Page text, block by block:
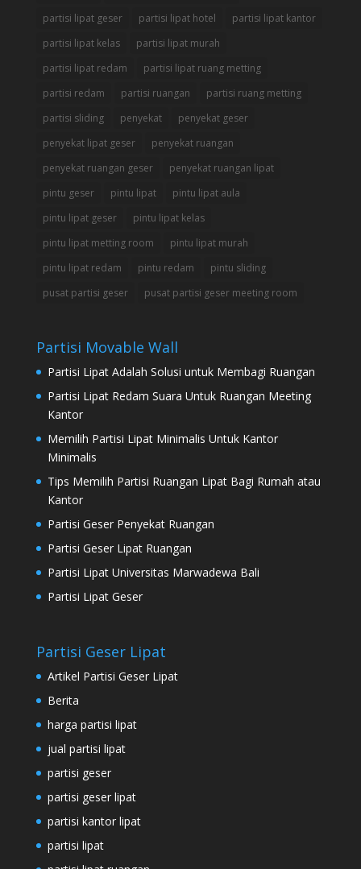
partisi lipat geser
partisi lipat hotel
partisi lipat kantor
partisi lipat kelas
partisi lipat murah
partisi lipat redam
partisi lipat ruang metting
partisi redam
partisi ruangan
partisi ruang metting
partisi sliding
penyekat
penyekat geser
penyekat lipat geser
penyekat ruangan
penyekat ruangan geser
penyekat ruangan lipat
pintu geser
pintu lipat
pintu lipat aula
pintu lipat geser
pintu lipat kelas
pintu lipat metting room
pintu lipat murah
pintu lipat redam
pintu redam
pintu sliding
pusat partisi geser
pusat partisi geser meeting room
Partisi Movable Wall
Partisi Lipat Adalah Solusi untuk Membagi Ruangan
Partisi Lipat Redam Suara Untuk Ruangan Meeting
Kantor
Memilih Partisi Lipat Minimalis Untuk Kantor
Minimalis
Tips Memilih Partisi Ruangan Lipat Bagi Rumah atau
Kantor
Partisi Geser Penyekat Ruangan
Partisi Geser Lipat Ruangan
Partisi Lipat Universitas Marwadewa Bali
Partisi Lipat Geser
Partisi Geser Lipat
Artikel Partisi Geser Lipat
Berita
harga partisi lipat
jual partisi lipat
partisi geser
partisi geser lipat
partisi kantor lipat
partisi lipat